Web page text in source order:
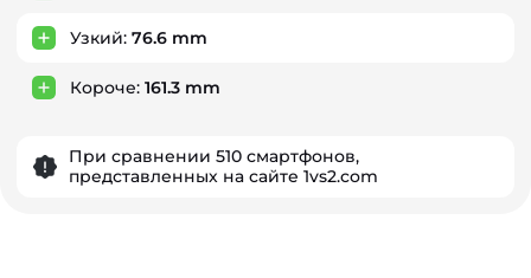
Узкий: 76.6 mm
Короче: 161.3 mm
При сравнении 510 смартфонов,
представленных на сайте 1vs2.com